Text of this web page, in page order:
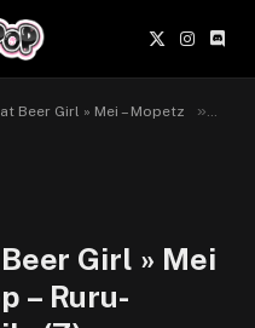
X
(Twitter)
Beer Girl » Mei – Mopetz »
Girl » Mei
– Ruru-